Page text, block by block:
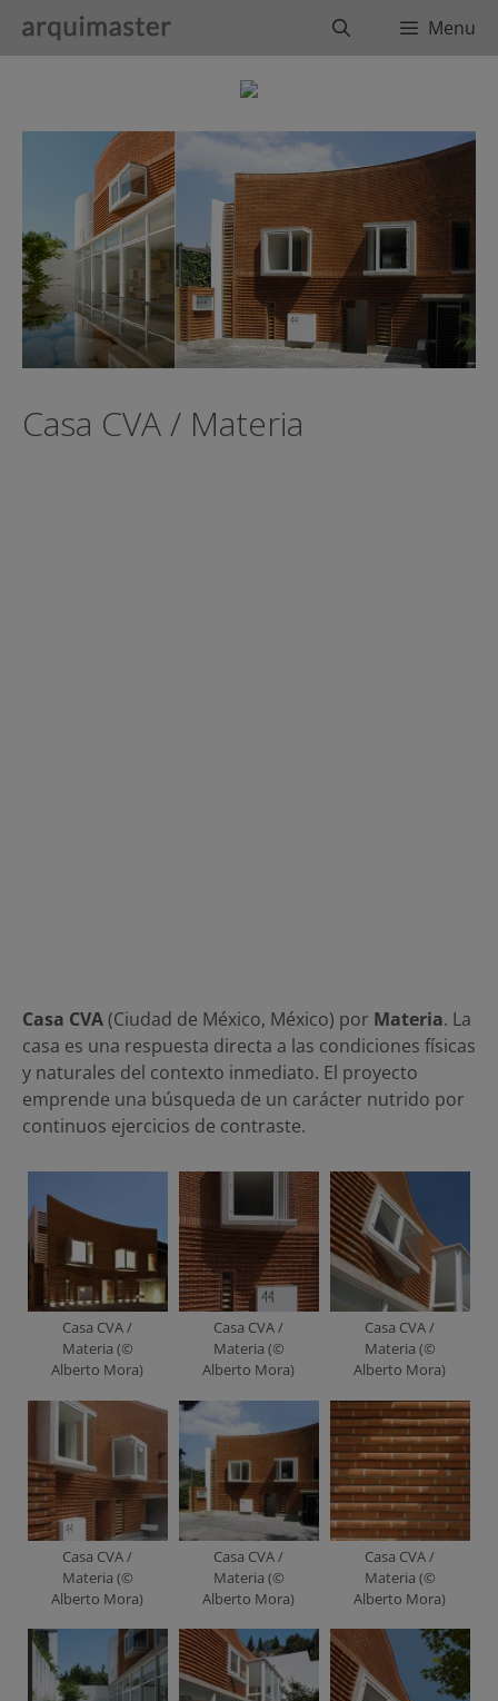
BuscarMenu
Casa CVA / Materia
Casa CVA(Ciudad de México, México) por Materia. La
casa es una respuesta directa a las condiciones físicas
y naturales del contexto inmediato. El proyecto
emprende una búsqueda de un carácter nutrido por
continuos ejercicios de contraste.
Casa CVA /
Materia (©
Alberto Mora)
Casa CVA /
Materia (©
Alberto Mora)
Casa CVA /
Materia (©
Alberto Mora)
Casa CVA /
Materia (©
Alberto Mora)
Casa CVA /
Materia (©
Alberto Mora)
Casa CVA /
Materia (©
Alberto Mora)